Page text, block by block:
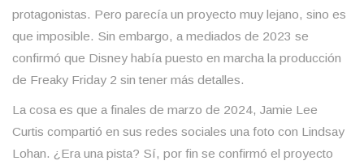
protagonistas. Pero parecía un proyecto muy lejano, sino es
que imposible. Sin embargo, a mediados de 2023 se
confirmó que Disney había puesto en marcha la producción
de Freaky Friday 2 sin tener más detalles.
La cosa es que a finales de marzo de 2024, Jamie Lee
Curtis compartió en sus redes sociales una foto con Lindsay
Lohan. ¿Era una pista? Sí, por fin se confirmó el proyecto